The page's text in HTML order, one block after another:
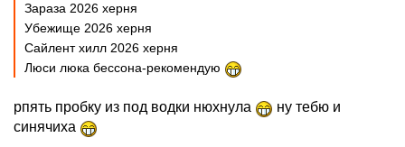
Зараза 2026 херня
Убежище 2026 херня
Сайлент хилл 2026 херня
Люси люка бессона-рекомендую
рпять пробку из под водки нюхнула
ну тебю и
синячиха